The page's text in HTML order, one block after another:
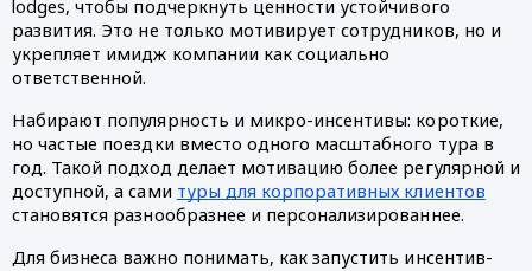
lodges, чтобы подчеркнуть ценности устойчивого
развития. Это не только мотивирует сотрудников, но и
укрепляет имидж компании как социально
ответственной.
Набирают популярность и микро-инсентивы: короткие,
но частые поездки вместо одного масштабного тура в
год. Такой подход делает мотивацию более регулярной и
доступной, а сами туры для корпоративных клиентов
становятся разнообразнее и персонализированнее.
Для бизнеса важно понимать, как запустить инсентив-